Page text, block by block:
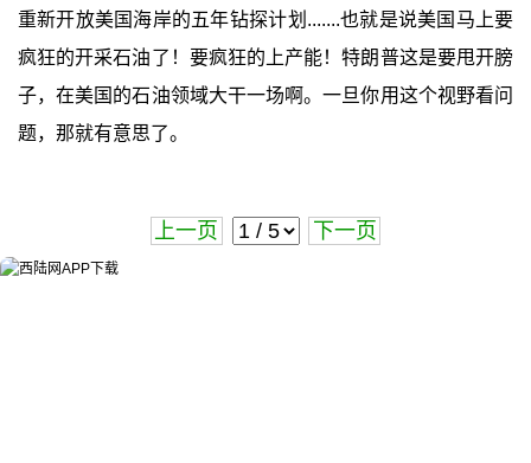
重新开放美国海岸的五年钻探计划.......也就是说美国马上要
疯狂的开采石油了！要疯狂的上产能！特朗普这是要甩开膀
子，在美国的石油领域大干一场啊。一旦你用这个视野看问
题，那就有意思了。
上一页 下一页